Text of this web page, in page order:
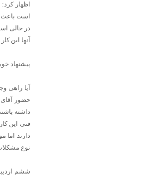
اظهار
است باعث
در حالی
آنها این
پیشنهاد
آیا راهی
حضور آقای
داشته
فنی این
دارند اما
نوع
ششم